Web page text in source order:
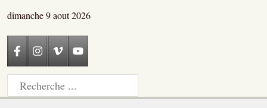
dimanche 9 aout 2026